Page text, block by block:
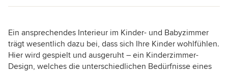
Ein ansprechendes Interieur im Kinder- und Babyzimmer
trägt wesentlich dazu bei, dass sich Ihre Kinder wohlfühlen.
Hier wird gespielt und ausgeruht – ein Kinderzimmer-
Design, welches die unterschiedlichen Bedürfnisse eines